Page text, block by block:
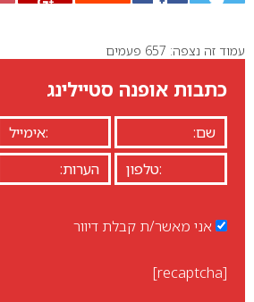
0
עמוד זה נצפה: 657 פעמים
כתבות אופנה סטיילינג
אני מאשר/ת קבלת דיוור
[recaptcha]